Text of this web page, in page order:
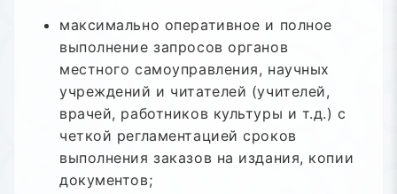
максимально оперативное и полное
выполнение запросов органов
местного самоуправления, научных
учреждений и читателей (учителей,
врачей, работников культуры и т.д.) с
четкой регламентацией сроков
выполнения заказов на издания, копии
документов;